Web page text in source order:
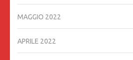
MAGGIO 2022
APRILE 2022